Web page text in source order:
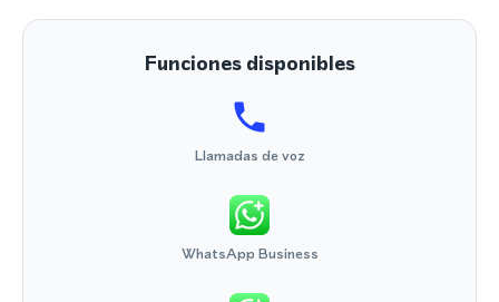
Funciones disponibles
Llamadas de voz
WhatsApp Business